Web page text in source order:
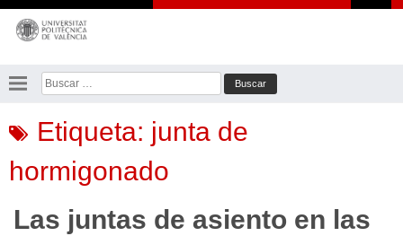
Saltar
contenido
Buscar:
Etiqueta: junta de
hormigonado
Las juntas de asiento en las